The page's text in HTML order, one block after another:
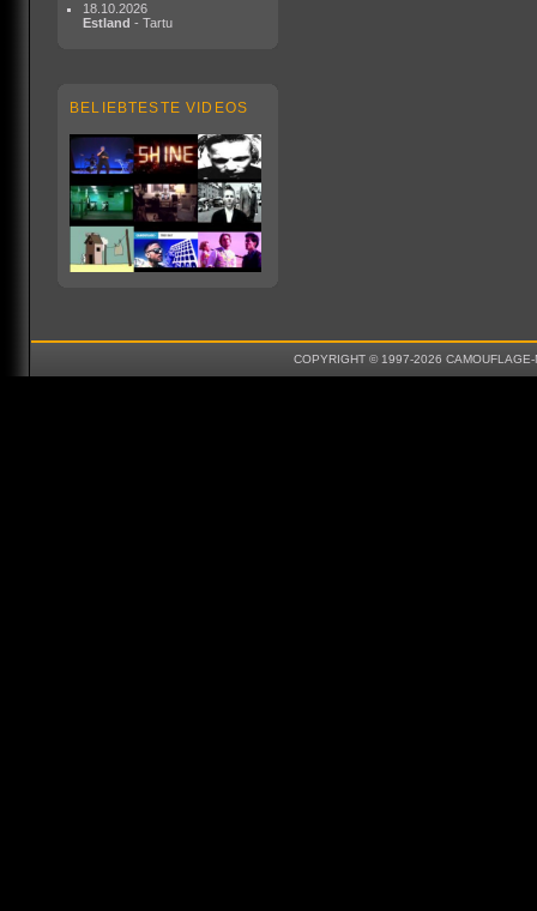
18.10.2026
Estland - Tartu
BELIEBTESTE VIDEOS
COPYRIGHT © 1997-2026 CAMOUFLAGE-